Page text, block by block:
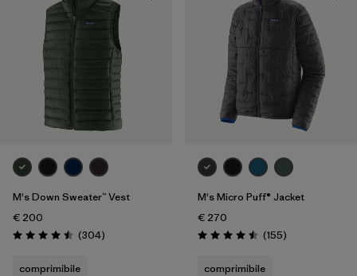
M's Down Sweater™ Vest
€ 200
Valutazione: 4.5 / 5
(304Recensioni
)
comprimibile
M's Micro Puff® Jacket
€ 270
Valutazione: 4.5 / 5
(155Recensioni
)
comprimibile